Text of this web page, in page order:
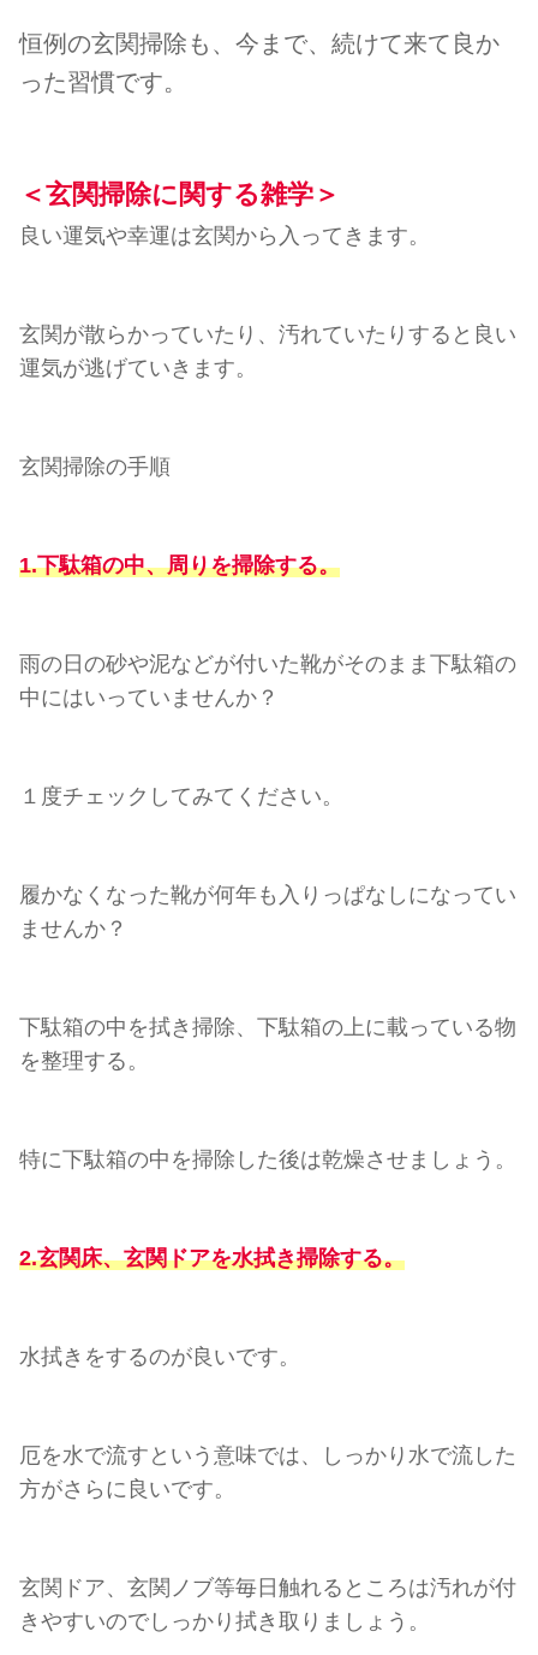
恒例の玄関掃除も、今まで、続けて来て良か
った習慣です。
＜玄関掃除に関する雑学＞
良い運気や幸運は玄関から入ってきます。
玄関が散らかっていたり、汚れていたりすると良い
運気が逃げていきます。
玄関掃除の手順
1.下駄箱の中、周りを掃除する。
雨の日の砂や泥などが付いた靴がそのまま下駄箱の
中にはいっていませんか？
１度チェックしてみてください。
履かなくなった靴が何年も入りっぱなしになってい
ませんか？
下駄箱の中を拭き掃除、下駄箱の上に載っている物
を整理する。
特に下駄箱の中を掃除した後は乾燥させましょう。
2.玄関床、玄関ドアを水拭き掃除する。
水拭きをするのが良いです。
厄を水で流すという意味では、しっかり水で流した
方がさらに良いです。
玄関ドア、玄関ノブ等毎日触れるところは汚れが付
きやすいのでしっかり拭き取りましょう。